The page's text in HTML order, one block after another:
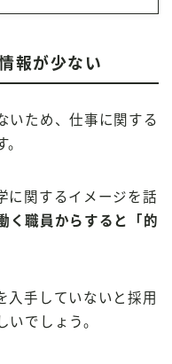
報が少ない
いため、仕事に関する
に関するイメージを話
く職員からすると「的
入手していないと採用
いでしょう。